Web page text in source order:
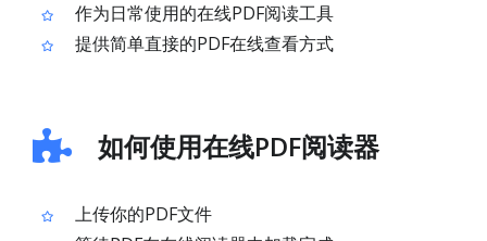
作为日常使用的在线PDF阅读工具
提供简单直接的PDF在线查看方式
如何使用在线PDF阅读器
上传你的PDF文件